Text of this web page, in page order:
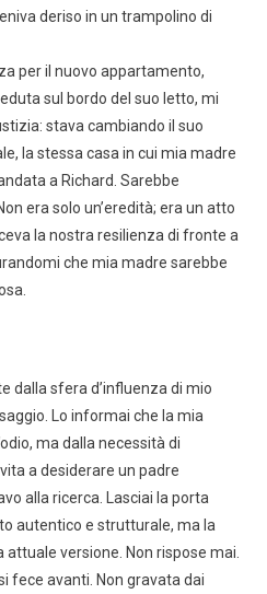
deriso in un trampolino di
per il nuovo appartamento,
sul bordo del suo letto, mi
stava cambiando il suo
la stessa casa in cui mia madre
a Richard. Sarebbe
era solo un’eredità; era un atto
la nostra resilienza di fronte a
che mia madre sarebbe
dalla sfera d’influenza di mio
Lo informai che la mia
ma dalla necessità di
a desiderare un padre
alla ricerca. Lasciai la porta
autentico e strutturale, ma la
versione. Non rispose mai.
fece avanti. Non gravata dai